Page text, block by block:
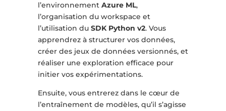
l’environnement Azure ML,
l’organisation du workspace et
l’utilisation du SDK Python v2. Vous
apprendrez à structurer vos données,
créer des jeux de données versionnés, et
réaliser une exploration efficace pour
initier vos expérimentations.
Ensuite, vous entrerez dans le cœur de
l’entraînement de modèles, qu’il s’agisse